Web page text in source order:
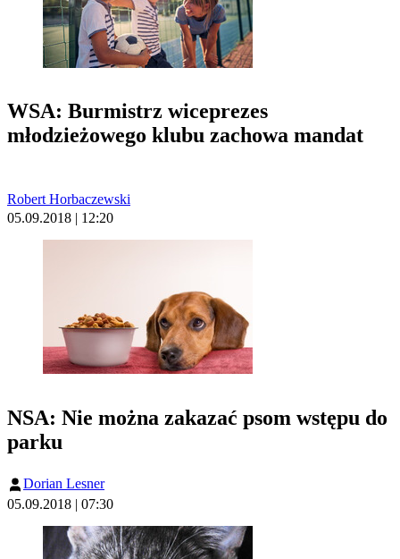
WSA: Burmistrz wiceprezes
młodzieżowego klubu zachowa mandat
Robert Horbaczewski
05.09.2018 | 12:20
NSA: Nie można zakazać psom wstępu do
parku
Dorian Lesner
05.09.2018 | 07:30